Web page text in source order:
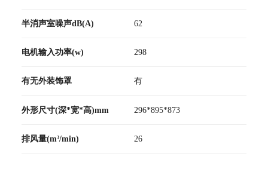
半消声室噪声dB(A) 62
电机输入功率(w) 298
有无外装饰罩 有
外形尺寸(深*宽*高)mm 296*895*873
排风量(m³/min) 26